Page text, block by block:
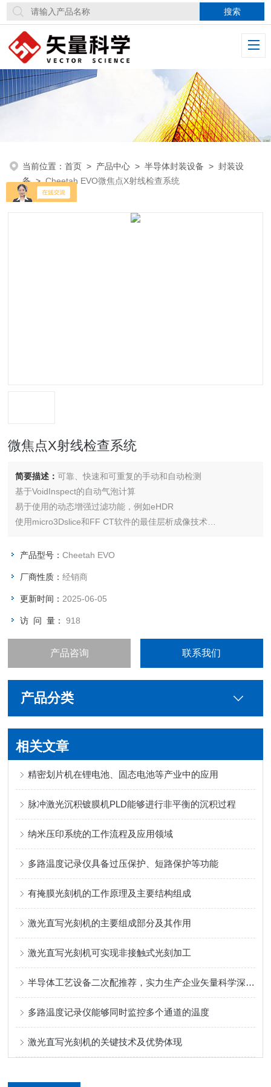
当前位置：首页 > 产品中心 >半导体封装设备 >封装设
备>Cheetah EVO微焦点X射线检查系统
微焦点X射线检查系统
简要描述：可靠、快速和可重复的手动和自动检测
基于VoidInspect的自动气泡计算
易于使用的动态增强过滤功能，例如eHDR
使用micro3Dslice和FF CT软件的最佳层析成像技术
可选水冷X-ray射线管，稳定焦斑
产品型号：Cheetah EVO
厂商性质：经销商
更新时间： 2025-06-05
访 问 量：918
产品咨询 联系我们
产品分类
相关文章
精密划片机在锂电池、固态电池等产业中的应用
脉冲激光沉积镀膜机PLD能够进行非平衡的沉积过程
纳米压印系统的工作流程及应用领域
多路温度记录仪具备过压保护、短路保护等功能
有掩膜光刻机的工作原理及主要结构组成
激光直写光刻机的主要组成部分及其作用
激光直写光刻机可实现非接触式光刻加工
半导体工艺设备二次配推荐，实力生产企业矢量科学深度测评
多路温度记录仪能够同时监控多个通道的温度
激光直写光刻机的关键技术及优势体现